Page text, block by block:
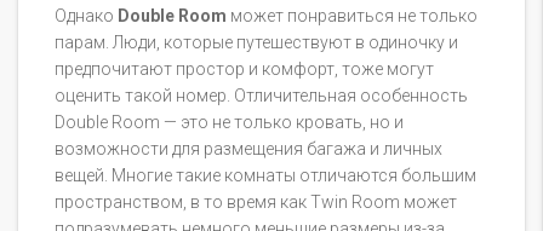
Однако Double Room может понравиться не только
парам. Люди, которые путешествуют в одиночку и
предпочитают простор и комфорт, тоже могут
оценить такой номер. Отличительная особенность
Double Room — это не только кровать, но и
возможности для размещения багажа и личных
вещей. Многие такие комнаты отличаются большим
пространством, в то время как Twin Room может